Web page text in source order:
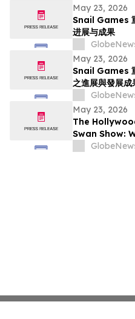
May 23, 2026
Snail Games
进展与成果
May 23, 2026
Snail Games
之進展與發展成
May 23, 2026
The
Swan Show:
Highlights